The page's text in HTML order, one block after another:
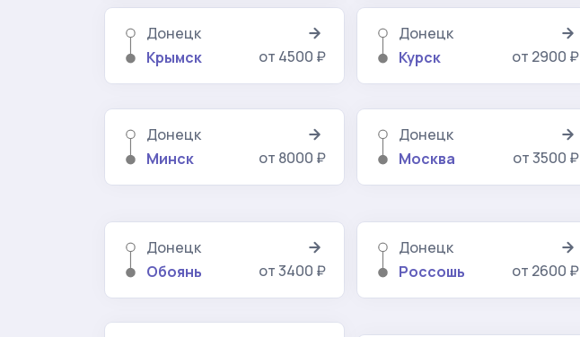
Донецк
Крымск
от 4500 ₽
Донецк
Курск
от 2900 ₽
Донецк
Минск
от 8000 ₽
Донецк
Москва
от 3500 ₽
Донецк
Обоянь
от 3400 ₽
Донецк
Россошь
от 2600 ₽